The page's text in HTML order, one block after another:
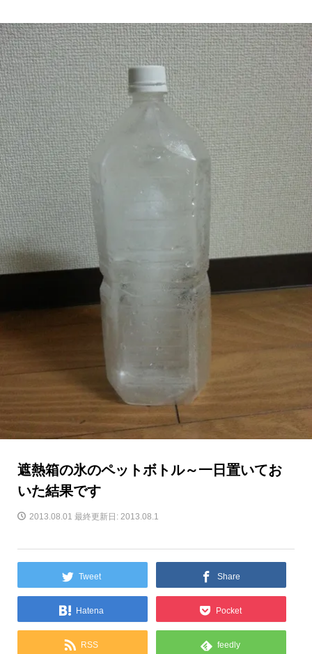
遮熱箱の氷のペットボトル～一日置いてお
いた結果です
2013.08.01 最終更新日: 2013.08.1
Tweet Share
Hatena Pocket
RSS feedly